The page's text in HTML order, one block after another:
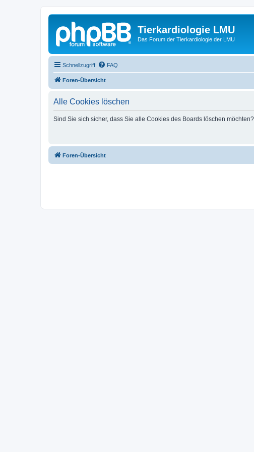
Tierkardiologie LMU
Das Forum der Tierkardiologie der LMU
Schnellzugriff FAQ
Foren-Übersicht
Alle Cookies löschen
Sind Sie sich sicher, dass Sie alle Cookies des Boards löschen möchten?
Foren-Übersicht